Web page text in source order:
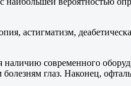
астигматизм,
наличию современного
глаз. Наконец,